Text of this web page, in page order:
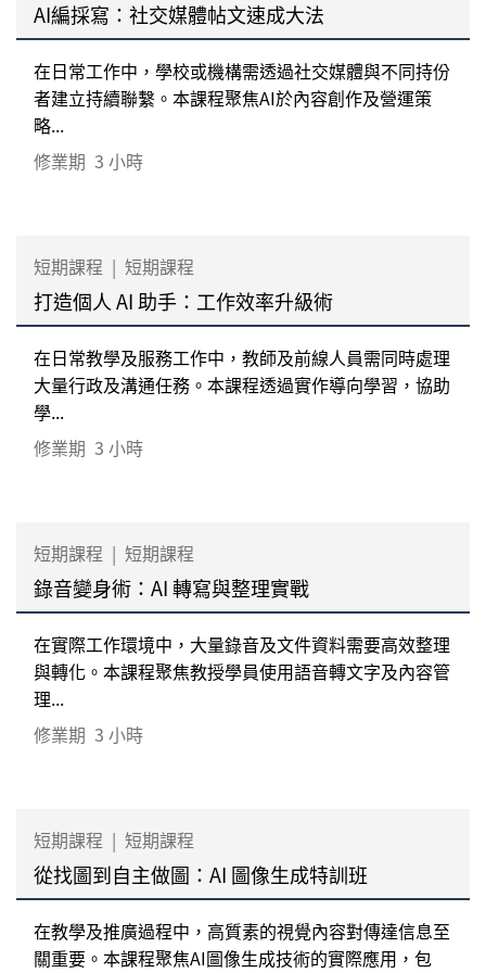
AI編採寫：社交媒體帖文速成大法
在日常工作中，學校或機構需透過社交媒體與不同持份
者建立持續聯繫。本課程聚焦AI於內容創作及營運策
略...
修業期 3 小時
短期課程 | 短期課程
打造個人 AI 助手：工作效率升級術
在日常教學及服務工作中，教師及前線人員需同時處理
大量行政及溝通任務。本課程透過實作導向學習，協助
學...
修業期 3 小時
短期課程 | 短期課程
錄音變身術：AI 轉寫與整理實戰
在實際工作環境中，大量錄音及文件資料需要高效整理
與轉化。本課程聚焦教授學員使用語音轉文字及內容管
理...
修業期 3 小時
短期課程 | 短期課程
從找圖到自主做圖：AI 圖像生成特訓班
在教學及推廣過程中，高質素的視覺內容對傳達信息至
關重要。本課程聚焦AI圖像生成技術的實際應用，包